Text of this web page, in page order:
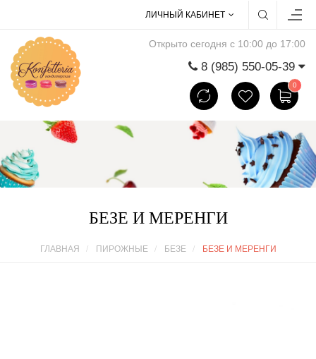
ЛИЧНЫЙ КАБИНЕТ
Открыто сегодня с 10:00 до 17:00
8 (985) 550-05-39
0
БЕЗЕ И МЕРЕНГИ
ГЛАВНАЯ ПИРОЖНЫЕ БЕЗЕ БЕЗЕ И МЕРЕНГИ